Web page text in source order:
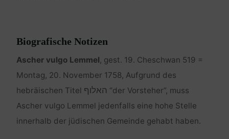
Biografische Notizen
Ascher vulgo Lemmel, gest. 19. Cheschwan 519 =
Montag, 20. November 1758, Aufgrund des
hebräischen Titel האלוף “der Vorsteher”, muss
Ascher vulgo Lemmel jedenfalls eine hohe Stelle
innerhalb der jüdischen Gemeinde gehabt haben.